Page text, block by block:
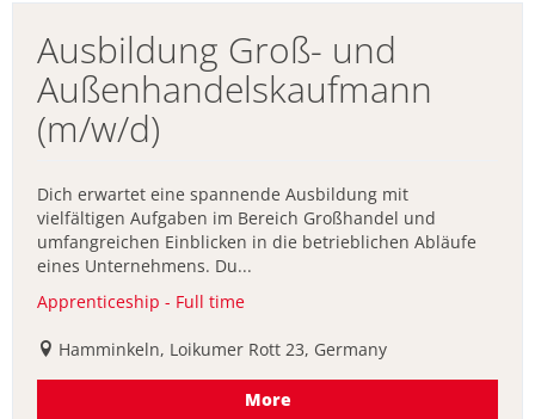
Ausbildung Groß- und
Außenhandelskaufmann
(m/w/d)
Dich erwartet eine spannende Ausbildung mit
vielfältigen Aufgaben im Bereich Großhandel und
umfangreichen Einblicken in die betrieblichen Abläufe
eines Unternehmens. Du...
Apprenticeship - Full time
Hamminkeln, Loikumer Rott 23, Germany
More